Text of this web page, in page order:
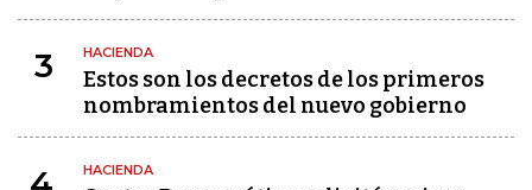
3 HACIENDA
Estos son los decretos de los primeros
nombramientos del nuevo gobierno
HACIENDA